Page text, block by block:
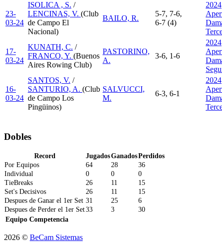
23-
03-24
ISOLICA , S. /
LENCINAS, V. (Club
de Campo El
Nacional)
BAILO, R.
5-7, 7-6,
6-7 (4)
2024
17-
03-24
KUNATH, C. /
FRANCO, Y. (Buenos
Aires Rowing Club)
PASTORINO,
A.
3-6, 1-6
2024
16-
03-24
SANTOS, V. /
SANTURIO, A. (Club
de Campo Los
Pingüinos)
SALVUCCI,
M.
6-3, 6-1
2024
Dobles
Record JugadosGanadosPerdidos
Por Equipos
64 28
36
Individual
0 0
0
TieBreaks
26 11
15
Set's Decisivos
26 11
15
Despues de Ganar el 1er Set 31 25
6
Despues de Perder el 1er Set33 3
30
Equipo Competencia
2026 © BeCam Sistemas